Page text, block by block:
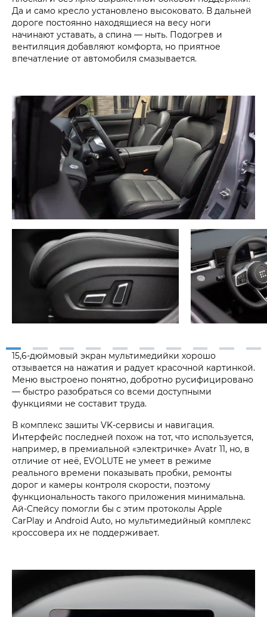
Да и само кресло установлено высоковато. В дальней
дороге постоянно находящиеся на весу ноги
начинают уставать, а спина — ныть. Подогрев и
вентиляция добавляют комфорта, но приятное
впечатление от автомобиля смазывается.
15,6-дюймовый экран мультимедийки хорошо
отзывается на нажатия и радует красочной картинкой.
Меню выстроено понятно, добротно русифицировано
— быстро разобраться со всеми доступными
функциями не составит труда.
В комплекс зашиты VK-сервисы и навигация.
Интерфейс последней похож на тот, что используется,
например, в премиальной «электричке» Avatr 11, но, в
отличие от неё, EVOLUTE не умеет в режиме
реального времени показывать пробки, ремонты
дорог и камеры контроля скорости, поэтому
функциональность такого приложения минимальна.
Ай-Спейсу помогли бы с этим протоколы Apple
CarPlay и Android Auto, но мультимедийный комплекс
кроссовера их не поддерживает.